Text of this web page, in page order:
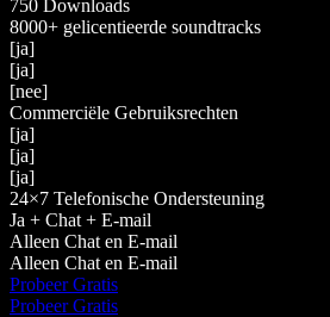
750 Downloads
8000+ gelicentieerde soundtracks
[ja]
[ja]
[nee]
Commerciële Gebruiksrechten
[ja]
[ja]
[ja]
24×7 Telefonische Ondersteuning
Ja + Chat + E-mail
Alleen Chat en E-mail
Alleen Chat en E-mail
Probeer Gratis
Probeer Gratis